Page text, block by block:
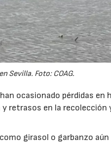
Sevilla. Foto: COAG.
ocasionado pérdidas en
retrasos en la recolección
girasol o garbanzo aún